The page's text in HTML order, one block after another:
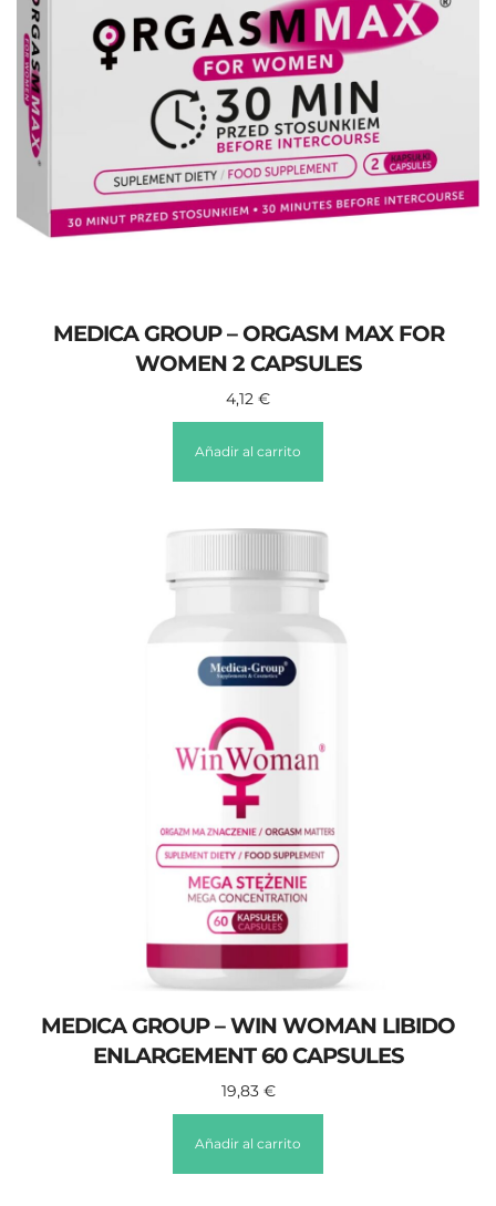
MEDICA GROUP – ORGASM MAX FOR
WOMEN 2 CAPSULES
4,12 €
Añadir al carrito
MEDICA GROUP – WIN WOMAN LIBIDO
ENLARGEMENT 60 CAPSULES
19,83 €
Añadir al carrito